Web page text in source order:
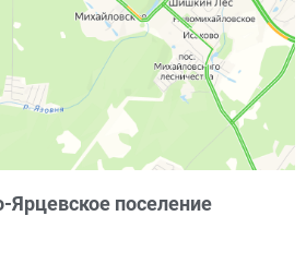
поселение